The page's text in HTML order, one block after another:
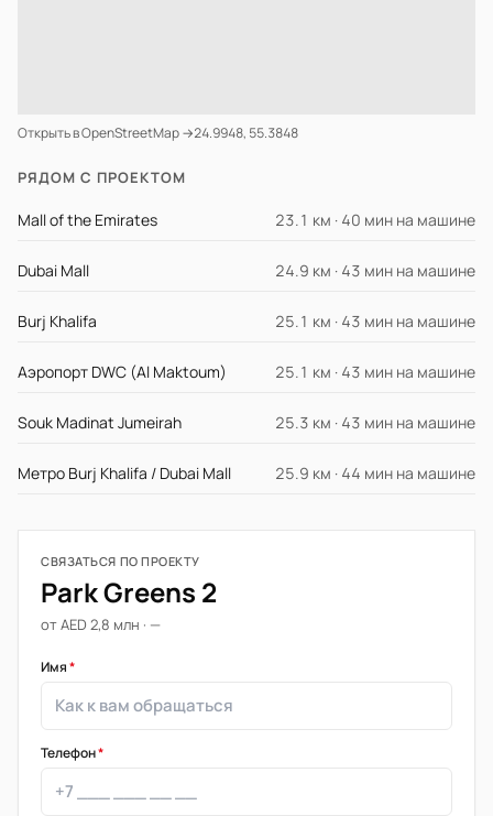
Открыть в OpenStreetMap →24.9948, 55.3848
РЯДОМ С ПРОЕКТОМ
Mall of the Emirates 23.1 км · 40 мин на машине
Dubai Mall 24.9 км · 43 мин на машине
Burj Khalifa 25.1 км · 43 мин на машине
Аэропорт DWC (Al Maktoum) 25.1 км · 43 мин на машине
Souk Madinat Jumeirah 25.3 км · 43 мин на машине
Метро Burj Khalifa / Dubai Mall 25.9 км · 44 мин на машине
СВЯЗАТЬСЯ ПО ПРОЕКТУ
Park Greens 2
от AED 2,8 млн · —
Имя*
Телефон*